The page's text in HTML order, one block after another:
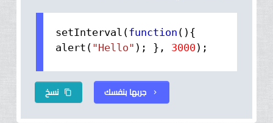
setInterval(function (){
alert( "Hello" ); }, 3000);
نسخ content_copy جربها بنفسك chevron_right